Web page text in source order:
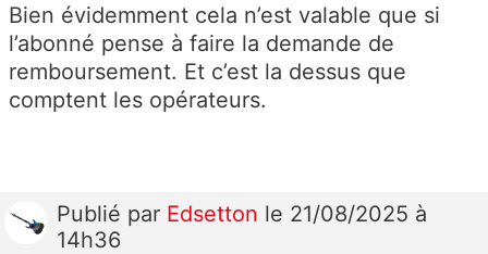
Bien évidemment cela n’est valable que si
l’abonné pense à faire la demande de
remboursement. Et c’est la dessus que
comptent les opérateurs.
Publié par Edsetton le 21/08/2025 à
14h36